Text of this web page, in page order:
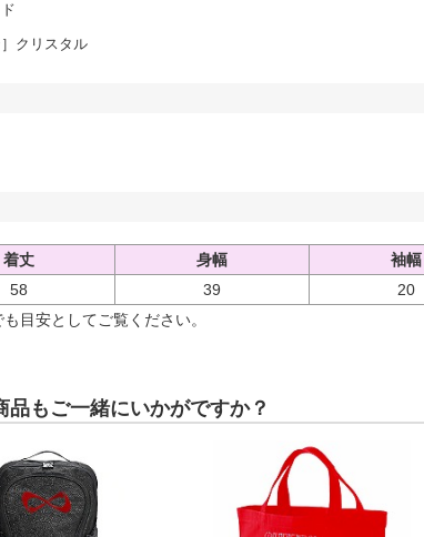
］クリスタル
着丈 身幅 袖幅
58
39 20
目安としてご覧ください。
品もご一緒にいかがですか？